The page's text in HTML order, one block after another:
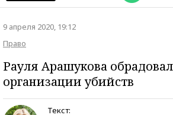
9 апреля 2020, 19:12
Право
Рауля Арашукова
организации убийств
Текст: